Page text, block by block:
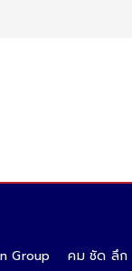
Group
คม ชัด ลึก